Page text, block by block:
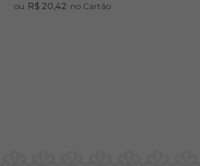
ou R$ 20,42 no Cartão